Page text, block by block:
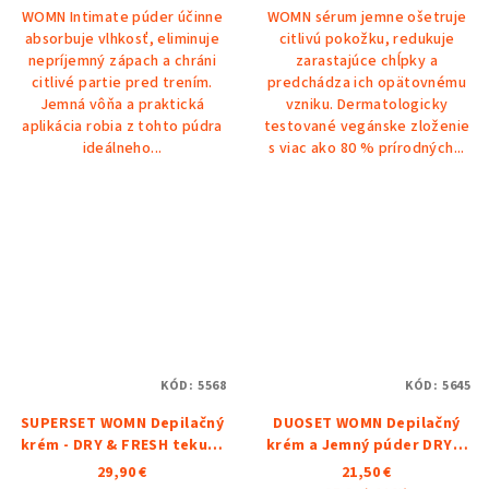
WOMN Intimate púder účinne
absorbuje vlhkosť, eliminuje
nepríjemný zápach a chráni
citlivé partie pred trením.
Jemná vôňa a praktická
aplikácia robia z tohto púdra
ideálneho...
z
5
hviezdičiek.
WOMN sérum jemne ošetruje
citlivú pokožku, redukuje
zarastajúce chĺpky a
predchádza ich opätovnému
vzniku. Dermatologicky
testované vegánske zloženie
s viac ako 80 % prírodných...
SUPERSET WOMN Depilačný
krém - DRY & FRESH tekutý
púder - Sérum proti
29,90 €
KÓD: 5568
DUOSET WOMN Depilačný
krém a Jemný púder DRY &
FRESH
21,50 €
KÓD: 5645